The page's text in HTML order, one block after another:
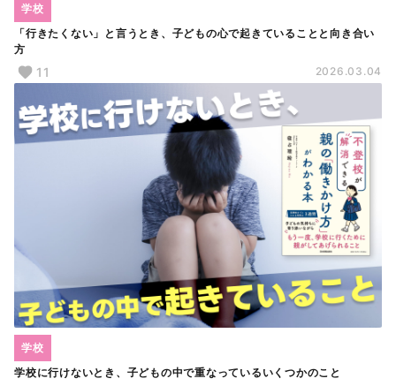
「行きたくない」と言うとき、子どもの心で起きていることと向き合い
方
学校
11 2026.03.04
学校に行けないとき、子どもの中で重なっているいくつかのこと
学校